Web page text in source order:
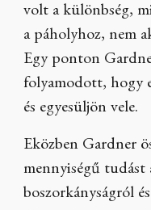
volt a különbség,
a páholyhoz, nem
Egy ponton
folyamodott, hogy
és egyesüljön vele.
Eközben Gardner
mennyiségű
boszorkányságról